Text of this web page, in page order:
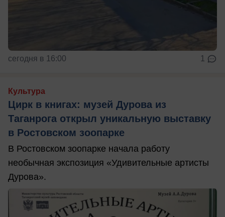
сегодня в 16:00 1
Культура
Цирк в книгах: музей Дурова из
Таганрога открыл уникальную выставку
в Ростовском зоопарке
В Ростовском зоопарке начала работу
необычная экспозиция «Удивительные артисты
Дурова».